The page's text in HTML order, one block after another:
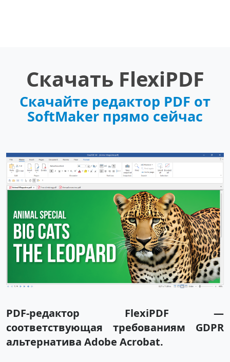
Скачать FlexiPDF
Скачайте редактор PDF от
SoftMaker прямо сейчас
PDF-редактор FlexiPDF —
соответствующая требованиям GDPR
альтернатива Adobe Acrobat.